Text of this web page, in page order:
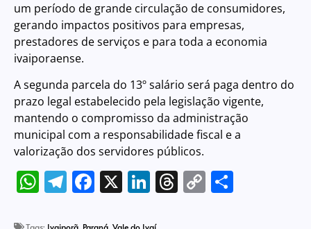
um período de grande circulação de consumidores,
gerando impactos positivos para empresas,
prestadores de serviços e para toda a economia
ivaiporaense.
A segunda parcela do 13º salário será paga dentro do
prazo legal estabelecido pela legislação vigente,
mantendo o compromisso da administração
municipal com a responsabilidade fiscal e a
valorização dos servidores públicos.
WhatsApp
Telegram
Facebook
X LinkedIn
Threads
Copy